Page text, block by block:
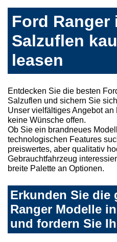
Ford Ranger
Salzuflen
leasen
Entdecken Sie die besten
Salzuflen und sichern Sie
Unser vielfältiges Angebot
keine Wünsche offen.
Ob Sie ein brandneues
technologischen Features
preiswertes, aber qualitativ
Gebrauchtfahrzeug
breite Palette an Optionen.
Erkunden Sie die
Ranger Modelle
und fordern Sie